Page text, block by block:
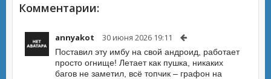
Комментарии:
annyakot 30 июня 2026 19:11
Поставил эту имбу на свой андроид, работает
просто огнище! Летает как пушка, никаких
багов не заметил, всё топчик – графон на